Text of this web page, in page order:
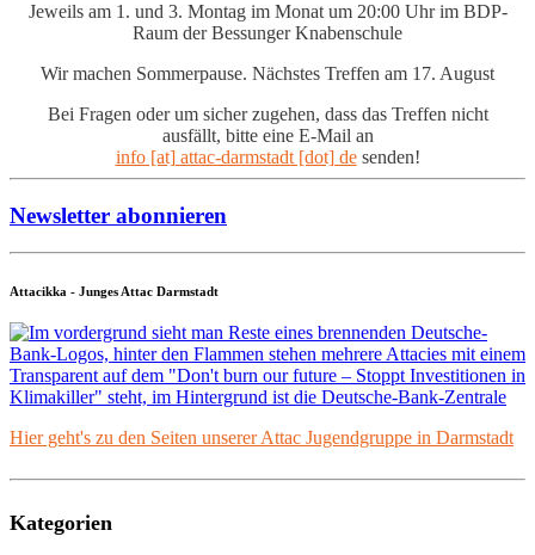
Jeweils am 1. und 3. Montag im Monat um 20:00 Uhr im BDP-
Raum der Bessunger Knabenschule
Wir machen Sommerpause. Nächstes Treffen am 17. August
Bei Fragen oder um sicher zugehen, dass das Treffen nicht
ausfällt, bitte eine E-Mail an
info [at] attac-darmstadt [dot] desenden!
Newsletter abonnieren
Attacikka - Junges Attac Darmstadt
Hier geht's zu den Seiten unserer Attac Jugendgruppe in Darmstadt
Kategorien